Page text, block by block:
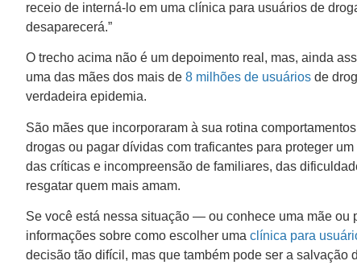
receio de interná-lo em uma clínica para usuários de
desaparecerá.”
O trecho acima não é um depoimento real, mas, ainda
uma das mães dos mais de 8 milhões de usuários de
verdadeira epidemia.
São mães que incorporaram à sua rotina
drogas ou pagar dívidas com traficantes para proteger
das críticas e incompreensão de familiares, das
resgatar quem mais amam.
Se você está nessa situação — ou conhece uma mãe
informações sobre como escolher uma clínica para
decisão tão difícil, mas que também pode ser a salvação